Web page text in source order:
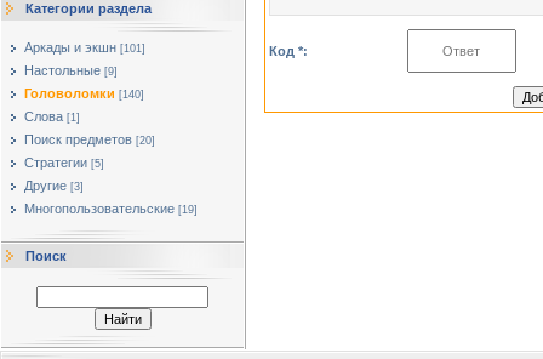
Категории раздела
Аркады и экшн [101]
Настольные [9]
Головоломки [140]
Слова [1]
Поиск предметов [20]
Стратегии [5]
Другие [3]
Многопользовательские [19]
Поиск
Код *: